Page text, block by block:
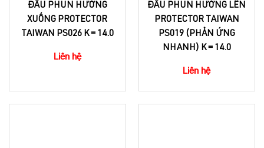
ĐẦU PHUN HƯỚNG
XUỐNG PROTECTOR
TAIWAN PS026 K = 14.0
Liên hệ
ĐẦU PHUN HƯỚNG LÊN
PROTECTOR TAIWAN
PS019 (PHẢN ỨNG
NHANH) K = 14.0
Liên hệ